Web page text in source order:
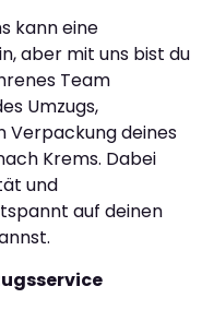
kann eine
aber mit uns bist du
Team
Umzugs,
Verpackung deines
Krems. Dabei
und
auf deinen